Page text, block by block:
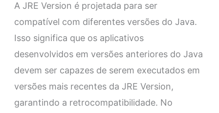
A JRE Version é projetada para ser
compatível com diferentes versões do Java.
Isso significa que os aplicativos
desenvolvidos em versões anteriores do Java
devem ser capazes de serem executados em
versões mais recentes da JRE Version,
garantindo a retrocompatibilidade. No